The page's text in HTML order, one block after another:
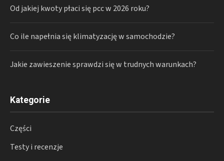
Od jakiej kwoty płaci się pcc w 2026 roku?
Co ile napełnia się klimatyzację w samochodzie?
Jakie zawieszenie sprawdzi się w trudnych warunkach?
Kategorie
Części
Testy i recenzje